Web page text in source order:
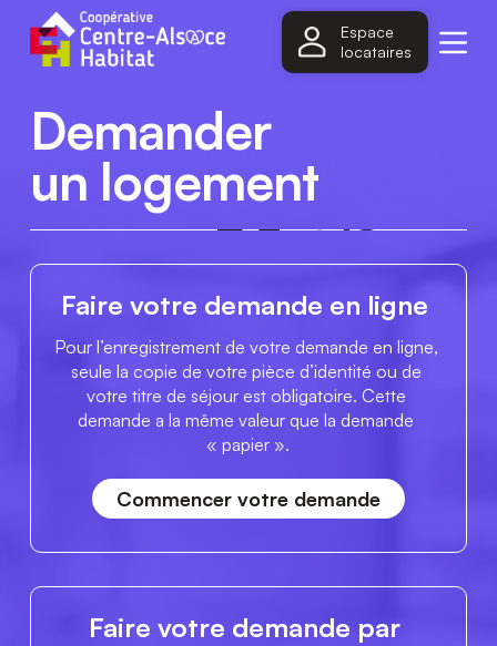
n
Espace
locataires
Demander
un logement
Faire votre demande en ligne
Pour l’enregistrement de votre demande en ligne,
seule la copie de votre pièce d’identité ou de
votre titre de séjour est obligatoire. Cette
demande a la même valeur que la demande
« papier ».
Commencer votre demande
Faire votre demande par